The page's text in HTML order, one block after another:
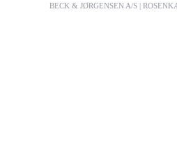
BECK & JØRGENSEN A/S |